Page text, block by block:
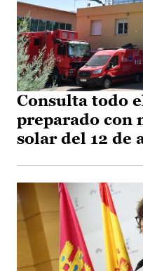
Consulta todo
preparado con
solar del 12 de